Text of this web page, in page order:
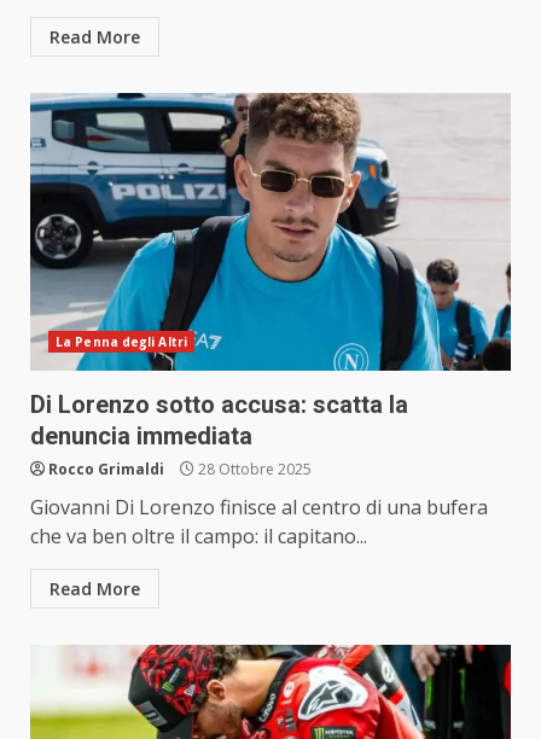
Read More
La Penna degli Altri
Di Lorenzo sotto accusa: scatta la
denuncia immediata
Rocco Grimaldi 28 Ottobre 2025
Giovanni Di Lorenzo finisce al centro di una bufera
che va ben oltre il campo: il capitano...
Read More